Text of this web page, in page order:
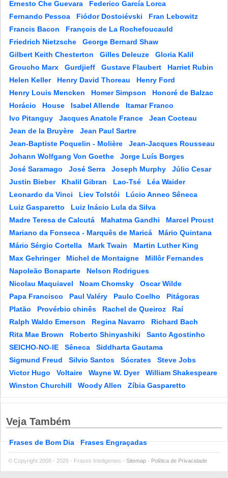
Ernesto Che Guevara
Federico García Lorca
Fernando Pessoa
Fiódor Dostoiévski
Fran Lebowitz
Francis Bacon
François de La Rochefoucauld
Friedrich Nietzsche
George Bernard Shaw
Gilbert Keith Chesterton
Gilles Deleuze
Gloria Kalil
Groucho Marx
Gurdjieff Gustave Flaubert
Harriet Rubin
Helen Keller
Henry David Thoreau
Henry Ford
Henry Louis Mencken
Homer Simpson
Honoré de Balzac
Horácio
House Isabel Allende
Itamar Franco
Ivo Pitanguy
Jacques Anatole France
Jean Cocteau
Jean de la Bruyère
Jean Paul Sartre
Jean-Baptiste Poquelin - Molière
Jean-Jacques Rousseau
Johann Wolfgang Von Goethe
Jorge Luís Borges
José Saramago
José Serra Joseph Murphy
Júlio Cesar
Justin Bieber
Khalil Gibran Lao-Tsé
Léa Waider
Leonardo da Vinci
Liev Tolstói
Lúcio Anneo Sêneca
Luiz Gasparetto
Luiz Inácio Lula da Silva
Madre Teresa de Calcutá
Mahatma Gandhi
Marcel Proust
Mariano da Fonseca - Marquês de Maricá
Mário Quintana
Mário Sérgio Cortella
Mark Twain
Martin Luther King
Max Gehringer
Michel de Montaigne
Millôr Fernandes
Napoleão Bonaparte
Nelson Rodrigues
Nicolau Maquiavel
Noam Chomsky
Oscar Wilde
Papa Francisco
Paul Valéry Paulo Coelho
Pitágoras
Platão
Provérbio chinês Rachel de Queiroz
Raí
Ralph Waldo Emerson
Regina Navarro
Richard Bach
Rita Mae Brown
Roberto Shinyashiki
Santo Agostinho
SEICHO-NO-IE
Sêneca
Siddharta Gautama
Sigmund Freud
Silvio Santos Sócrates
Steve Jobs
Victor Hugo
Voltaire Wayne W. Dyer
William Shakespeare
Winston Churchill
Woody Allen Zíbia Gasparetto
Veja Também
Frases de Bom Dia Frases Engraçadas
© Copyright 2008 - 2026 - Frases Inteligentes - Sitemap - Política de Privacidade